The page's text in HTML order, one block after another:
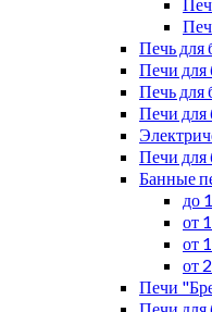
Печь
Печи для
Печь для
Печи для
Печи
Банные
до
от
от
от
Печи